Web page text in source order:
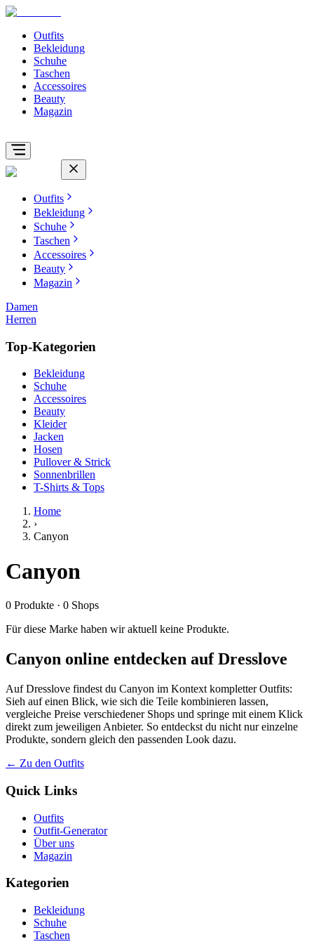
Outfits
Bekleidung
Schuhe
Taschen
Accessoires
Beauty
Magazin
Outfits
Bekleidung
Schuhe
Taschen
Accessoires
Beauty
Magazin
Damen
Herren
Top-Kategorien
Bekleidung
Schuhe
Accessoires
Beauty
Kleider
Jacken
Hosen
Pullover & Strick
Sonnenbrillen
T-Shirts & Tops
Home
›
Canyon
Canyon
0 Produkte · 0 Shops
Für diese Marke haben wir aktuell keine Produkte.
Canyon online entdecken auf Dresslove
Auf Dresslove findest du Canyon im Kontext kompletter Outfits:
Sieh auf einen Blick, wie sich die Teile kombinieren lassen,
vergleiche Preise verschiedener Shops und springe mit einem Klick
direkt zum jeweiligen Anbieter. So entdeckst du nicht nur einzelne
Produkte, sondern gleich den passenden Look dazu.
← Zu den Outfits
Quick Links
Outfits
Outfit-Generator
Über uns
Magazin
Kategorien
Bekleidung
Schuhe
Taschen